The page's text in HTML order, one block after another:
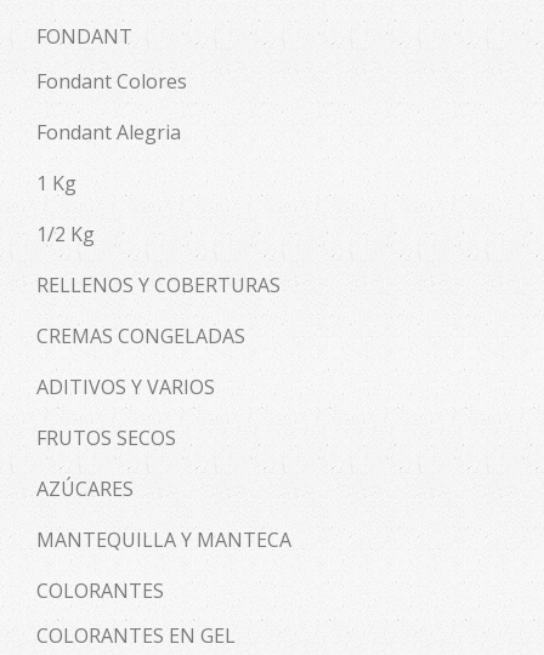
FONDANT
Fondant Colores
Fondant Alegria
1 Kg
1/2 Kg
RELLENOS Y COBERTURAS
CREMAS CONGELADAS
ADITIVOS Y VARIOS
FRUTOS SECOS
AZÚCARES
MANTEQUILLA Y MANTECA
COLORANTES
COLORANTES EN GEL